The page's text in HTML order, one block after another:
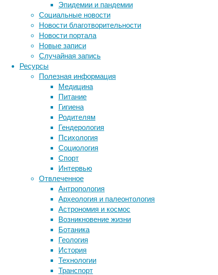
Эпидемии и пандемии
Социальные новости
Новости благотворительности
Новости портала
Новые записи
Случайная запись
Ресурсы
Полезная информация
Медицина
Питание
Гигиена
Родителям
Гендерология
Психология
Социология
Спорт
Интервью
Отвлеченное
Антропология
Археология и палеонтология
Астрономия и космос
Возникновение жизни
Ботаника
Геология
История
Технологии
Транспорт
сокращению
числа
коренных
жителей.
Из
этого
следует,
что
теория
упадка
местной
культуры
из-
за
уничтожения
лесов
не
имеет
отношения
реальности.
Метки
ДНК бактерии биология
биотехнология вирусы
генетика дети
здоровье
инструменты и методы
исследования